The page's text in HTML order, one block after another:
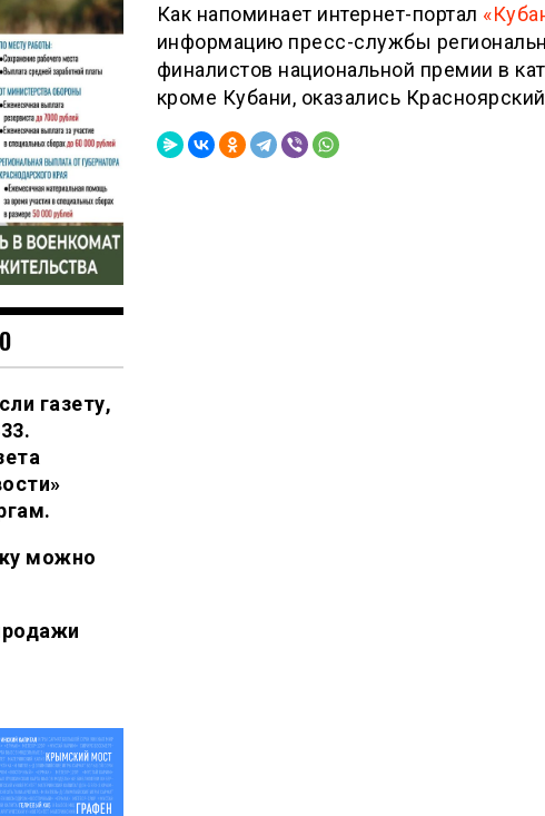
Как напоминает интернет-портал
информацию пресс-службы
финалистов национальной премии в
кроме Кубани, оказались
газету,
можно